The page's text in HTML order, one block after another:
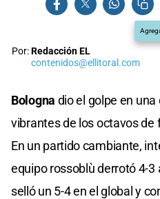
Por:Redacción EL
contenidos@ellitoral.com
Bologna dio el golpe en
vibrantes de los octavos de
En un partido cambiante,
equipo rossoblù derrotó 4-3
selló un 5-4 en el global y